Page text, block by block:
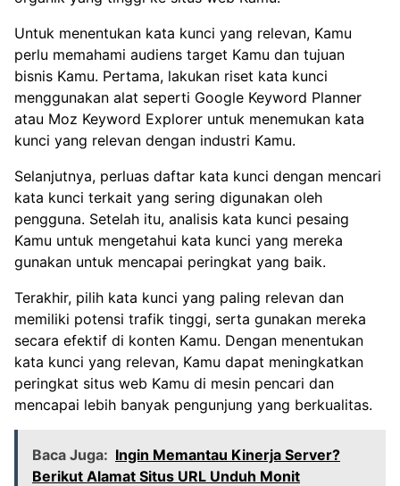
Untuk menentukan kata kunci yang relevan, Kamu
perlu memahami audiens target Kamu dan tujuan
bisnis Kamu. Pertama, lakukan riset kata kunci
menggunakan alat seperti Google Keyword Planner
atau Moz Keyword Explorer untuk menemukan kata
kunci yang relevan dengan industri Kamu.
Selanjutnya, perluas daftar kata kunci dengan mencari
kata kunci terkait yang sering digunakan oleh
pengguna. Setelah itu, analisis kata kunci pesaing
Kamu untuk mengetahui kata kunci yang mereka
gunakan untuk mencapai peringkat yang baik.
Terakhir, pilih kata kunci yang paling relevan dan
memiliki potensi trafik tinggi, serta gunakan mereka
secara efektif di konten Kamu. Dengan menentukan
kata kunci yang relevan, Kamu dapat meningkatkan
peringkat situs web Kamu di mesin pencari dan
mencapai lebih banyak pengunjung yang berkualitas.
Baca Juga: Ingin Memantau Kinerja Server?
Berikut Alamat Situs URL Unduh Monit